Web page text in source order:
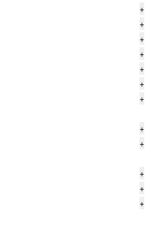
+
+
+
+
+
+
+
+
+
+
+
+